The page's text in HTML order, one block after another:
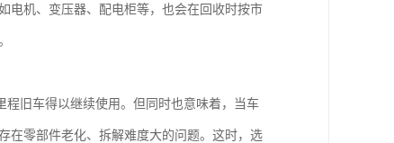
电机、变压器、配电柜等，也会在回收时按市
程旧车得以继续使用。但同时也意味着，当车
在零部件老化、拆解难度大的问题。这时，选